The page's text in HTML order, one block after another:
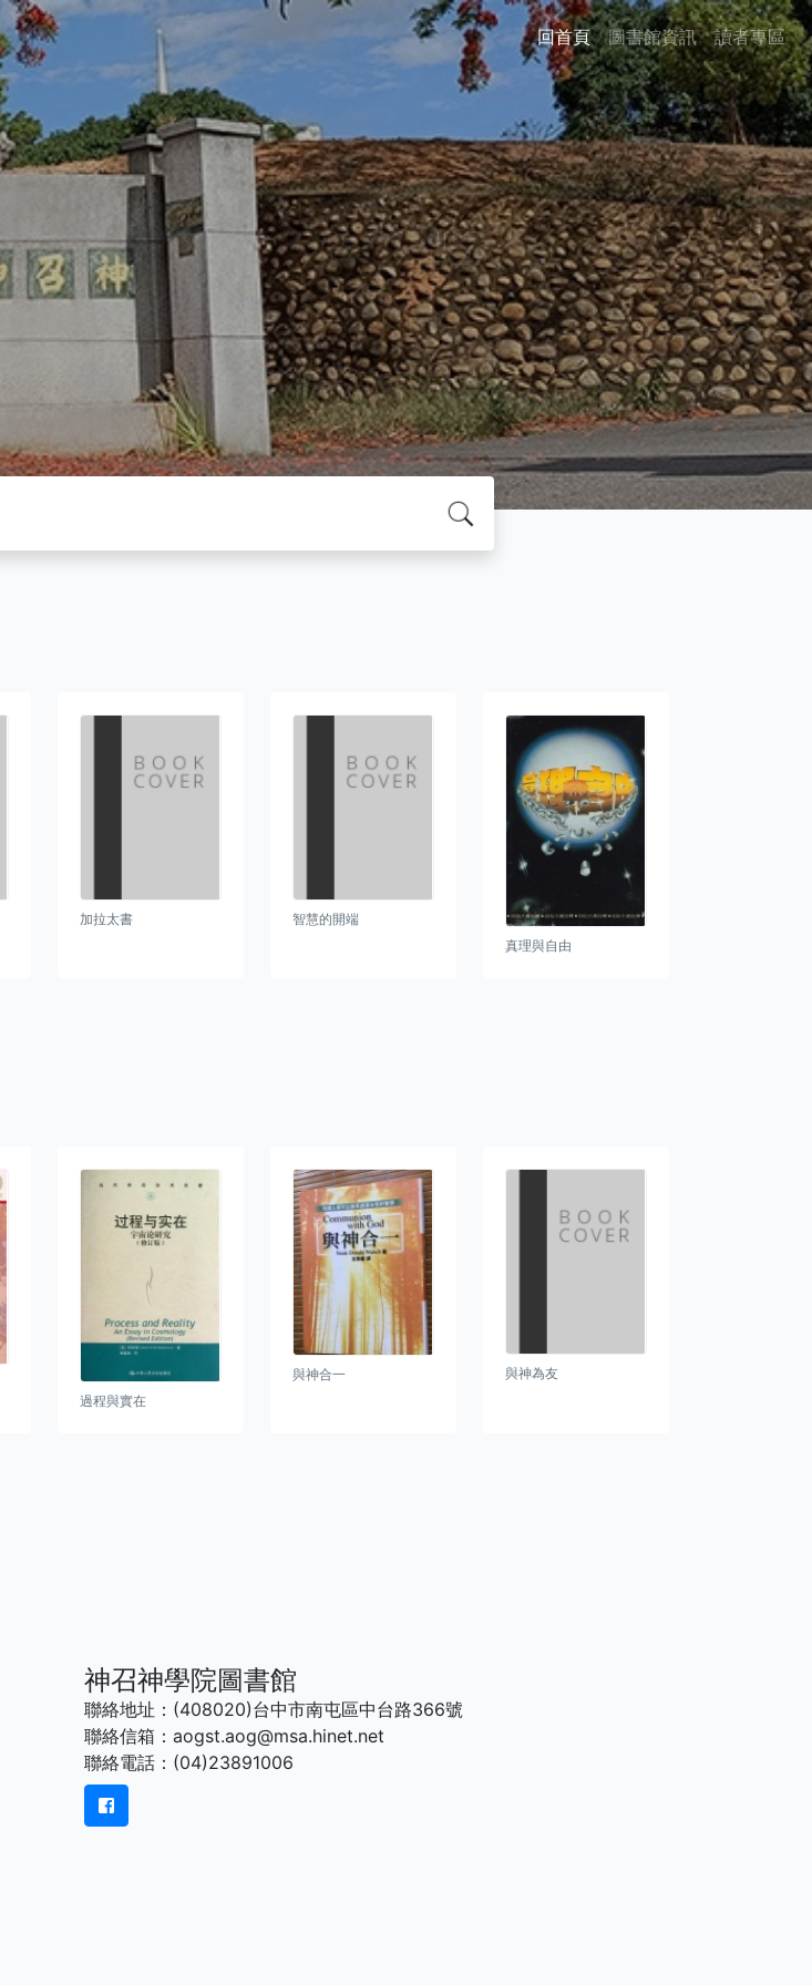
回首頁 圖書館資訊 讀者專區
加拉太書
智慧的開端
真理與自由
過程與實在
與神合一 與神為友
神召神學院圖書館
聯絡地址：(408020)台中市南屯區中台路366號
聯絡信箱：aogst.aog@msa.hinet.net
聯絡電話：(04)23891006